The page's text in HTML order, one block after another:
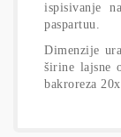
ispisivanje
paspartuu.
Dimenzije
širine lajsne
bakroreza